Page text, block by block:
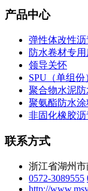
产品中心
弹性体改性
防水卷材专
领导关怀
SPU（单组
聚合物水泥防
聚氨酯防水涂
非固化橡胶
联系方式
浙江省湖州
0572-3089555
http://